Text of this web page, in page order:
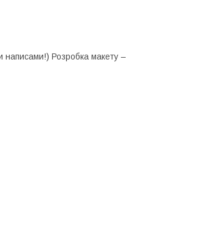
написами!) Розробка макету –